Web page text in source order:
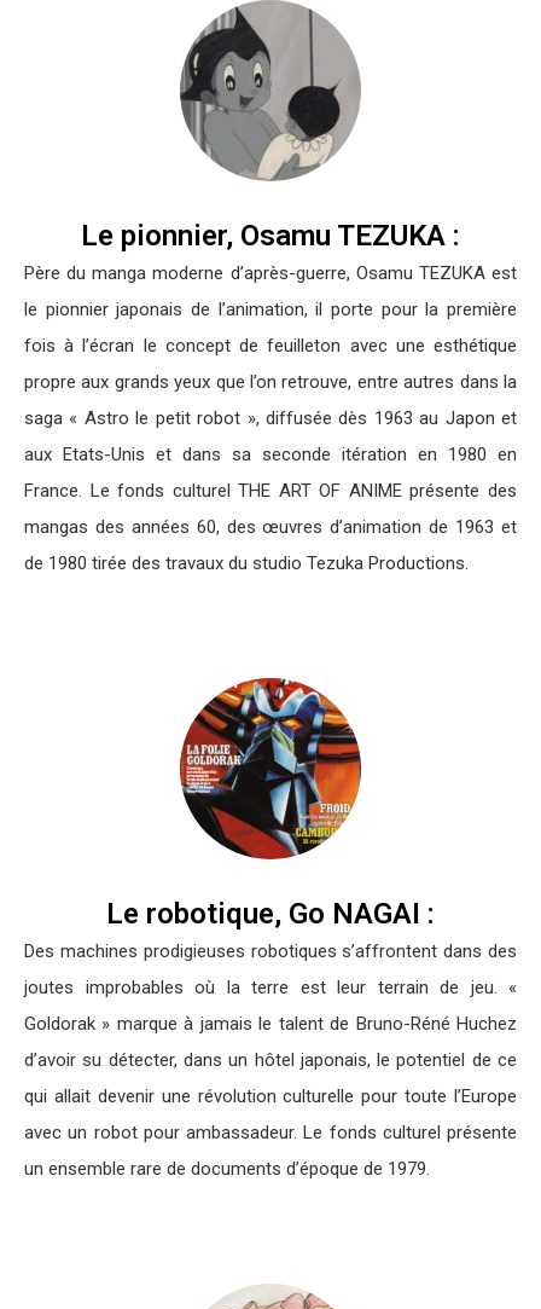
Le pionnier, Osamu TEZUKA :
Père du manga moderne d’après-guerre, Osamu TEZUKA est
le pionnier japonais de l’animation, il porte pour la première
fois à l’écran le concept de feuilleton avec une esthétique
propre aux grands yeux que l’on retrouve, entre autres dans la
saga « Astro le petit robot », diffusée dès 1963 au Japon et
aux Etats-Unis et dans sa seconde itération en 1980 en
France. Le fonds culturel THE ART OF ANIME présente des
mangas des années 60, des œuvres d’animation de 1963 et
de 1980 tirée des travaux du studio Tezuka Productions.
Le robotique, Go NAGAI :
Des machines prodigieuses robotiques s’affrontent dans des
joutes improbables où la terre est leur terrain de jeu. «
Goldorak » marque à jamais le talent de Bruno-Réné Huchez
d’avoir su détecter, dans un hôtel japonais, le potentiel de ce
qui allait devenir une révolution culturelle pour toute l’Europe
avec un robot pour ambassadeur. Le fonds culturel présente
un ensemble rare de documents d’époque de 1979.